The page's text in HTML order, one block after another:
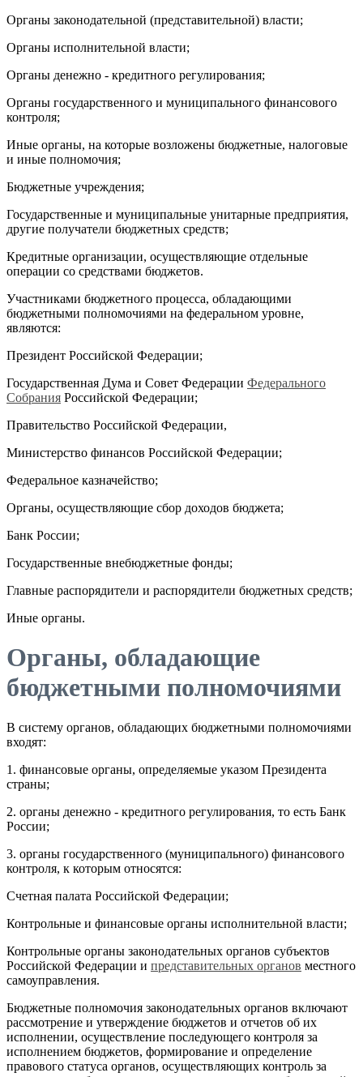
Органы законодательной (представительной) власти;
Органы исполнительной власти;
Органы денежно - кредитного регулирования;
Органы государственного и муниципального финансового
контроля;
Иные органы, на которые возложены бюджетные, налоговые
и иные полномочия;
Бюджетные учреждения;
Государственные и муниципальные унитарные предприятия,
другие получатели бюджетных средств;
Кредитные организации, осуществляющие отдельные
операции со средствами бюджетов.
Участниками бюджетного процесса, обладающими
бюджетными полномочиями на федеральном уровне,
являются:
Президент Российской Федерации;
Государственная Дума и Совет Федерации Федерального
Собрания Российской Федерации;
Правительство Российской Федерации,
Министерство финансов Российской Федерации;
Федеральное казначейство;
Органы, осуществляющие сбор доходов бюджета;
Банк России;
Государственные внебюджетные фонды;
Главные распорядители и распорядители бюджетных средств;
Иные органы.
Органы, обладающие
бюджетными полномочиями
В систему органов, обладающих бюджетными полномочиями
входят:
1. финансовые органы, определяемые указом Президента
страны;
2. органы денежно - кредитного регулирования, то есть Банк
России;
3. органы государственного (муниципального) финансового
контроля, к которым относятся:
Счетная палата Российской Федерации;
Контрольные и финансовые органы исполнительной власти;
Контрольные органы законодательных органов субъектов
Российской Федерации и представительных органов местного
самоуправления.
Бюджетные полномочия законодательных органов включают
рассмотрение и утверждение бюджетов и отчетов об их
исполнении, осуществление последующего контроля за
исполнением бюджетов, формирование и определение
правового статуса органов, осуществляющих контроль за